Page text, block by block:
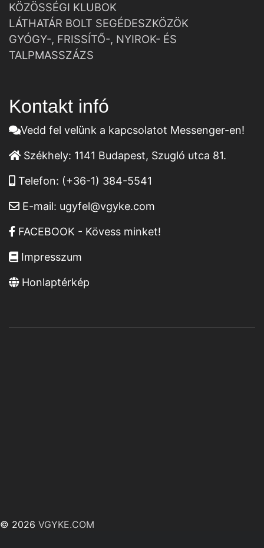
KÖZÖSSÉGI KLUBOK
LÁTHATÁR BOLT SEGÉDESZKÖZÖK
GYÓGY-, FRISSÍTŐ-, NYIROK- ÉS
TALPMASSZÁZS
Kontakt infó
Vedd fel velünk a kapcsolatot Messenger-en!
Székhely: 1141 Budapest, Szugló utca 81.
Telefon: (+36-1) 384-5541
E-mail: ugyfel@vgyke.com
FACEBOOK - Kövess minket!
Impresszum
Honlaptérkép
© 2026 VGYKE.COM